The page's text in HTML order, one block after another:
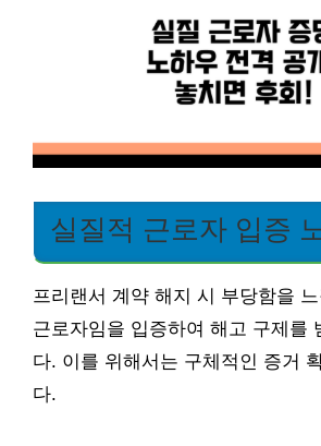
실질적 근로자 입증
프리랜서 계약 해지 시 부당함을
근로자임을 입증하여 해고 구제를
다. 이를 위해서는 구체적인 증거
다.